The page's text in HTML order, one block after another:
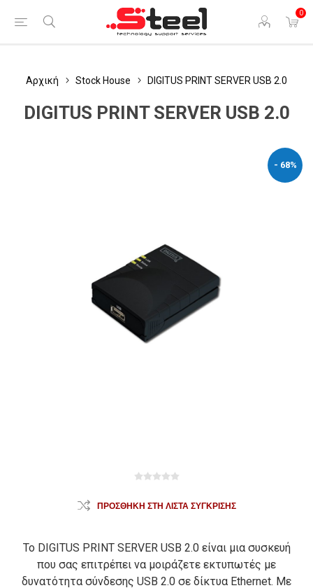
0
Αρχική Stock House DIGITUS PRINT SERVER USB 2.0
DIGITUS PRINT SERVER USB 2.0
- 68%
ΠΡΟΣΘΉΚΗ ΣΤΗ ΛΊΣΤΑ ΣΎΓΚΡΙΣΗΣ
Το DIGITUS PRINT SERVER USB 2.0 είναι μια συσκευή
που σας επιτρέπει να μοιράζετε εκτυπωτές με
δυνατότητα σύνδεσης USB 2.0 σε δίκτυα Ethernet. Με